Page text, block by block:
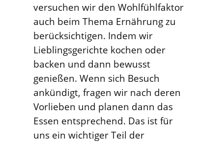
versuchen wir den Wohlfühlfaktor
auch beim Thema Ernährung zu
berücksichtigen. Indem wir
Lieblingsgerichte kochen oder
backen und dann bewusst
genießen. Wenn sich Besuch
ankündigt, fragen wir nach deren
Vorlieben und planen dann das
Essen entsprechend. Das ist für
uns ein wichtiger Teil der